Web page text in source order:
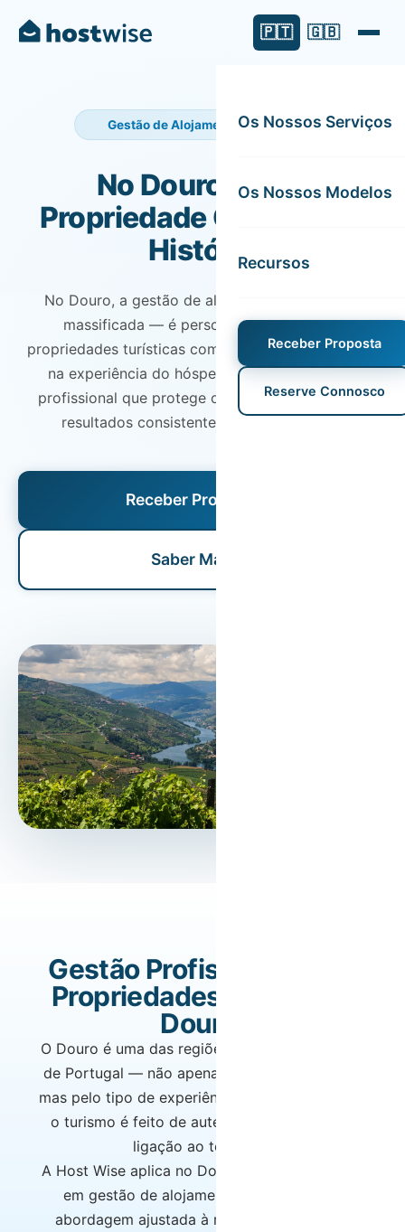
🇵🇹 🇬🇧
Os Nossos Serviços
Os Nossos Modelos
Recursos
Receber Proposta
Reserve Connosco
Gestão de Alojamento Local Douro
No Douro, Cada
Propriedade Conta Uma
História
No Douro, a gestão de alojamento local não é
massificada — é personalizada. Gerimos
propriedades turísticas com foco na autenticidade,
na experiência do hóspede e numa operação
profissional que protege o património e garante
resultados consistentes ao longo do ano.
Receber Proposta
Saber Mais
Gestão Profissional para
Propriedades Únicas no
Douro.
O Douro é uma das regiões mais emblemáticas
de Portugal — não apenas pela sua paisagem,
mas pelo tipo de experiência que oferece. Aqui,
o turismo é feito de autenticidade, detalhe e
ligação ao território.
A Host Wise aplica no Douro a sua experiência
em gestão de alojamento local com uma
abordagem ajustada à realidade da região: